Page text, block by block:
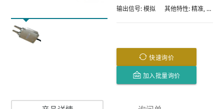
输出信号:模拟 其他特性:精准, 紧凑型, 流程, 坚固
快速询价
加入批量询价